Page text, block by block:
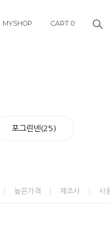
MYSHOP CART 0
포그린넨(25)
높은가격 제조사 사